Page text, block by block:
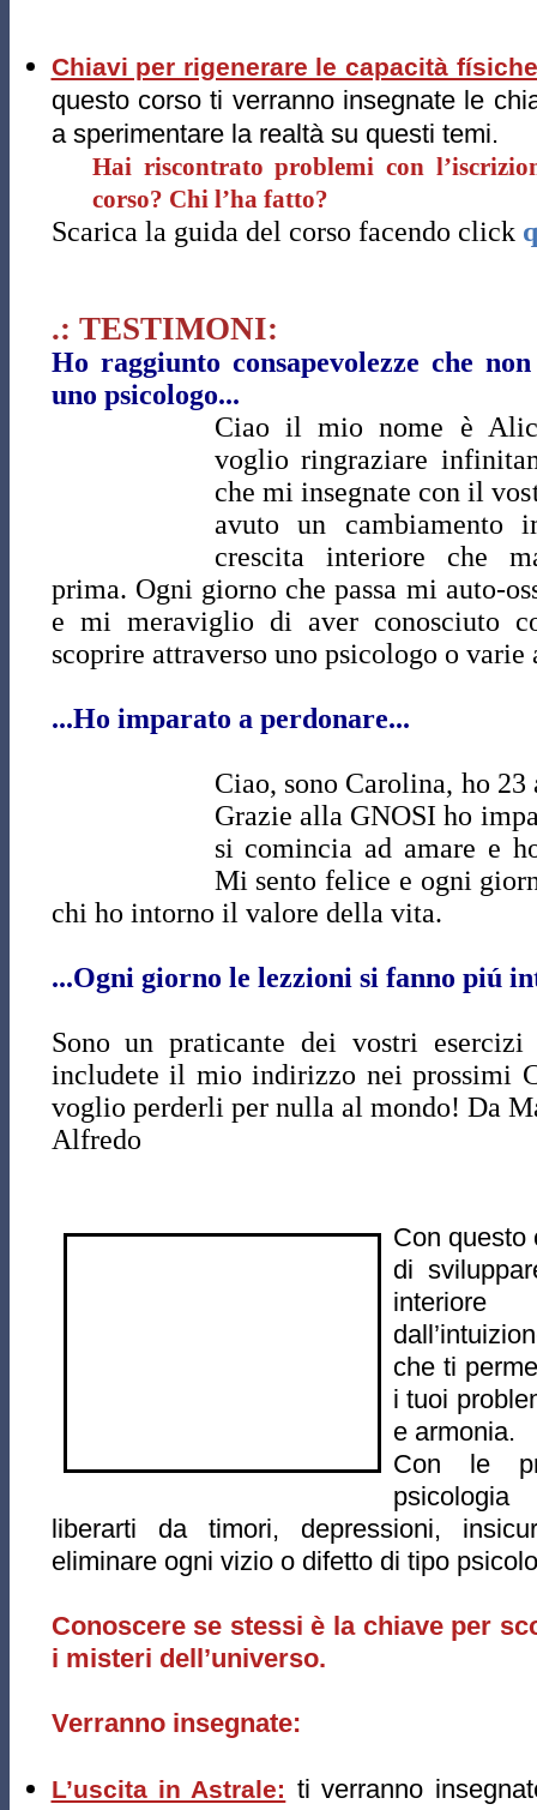
Chiavi per rigenerare le capacità
questo corso ti verranno insegnate le
a sperimentare la realtà su questi temi.
Hai riscontrato problemi con
corso? Chi l’ha fatto?
Scarica la guida del corso facendo click
.: TESTIMONI:
Ho raggiunto consapevolezze che
uno psicologo...
Ciao il mio nome è
voglio ringraziare
che mi insegnate con il
avuto un cambiamento
crescita interiore che
prima. Ogni giorno che passa mi auto-
e mi meraviglio di aver conosciuto
scoprire attraverso uno psicologo o varie
...Ho imparato a perdonare...
Ciao, sono Carolina, ho
Grazie alla GNOSI ho
si comincia ad amare e
Mi sento felice e ogni
chi ho intorno il valore della vita.
...Ogni giorno le lezzioni si fanno piú
Sono un praticante dei vostri
includete il mio indirizzo nei prossimi
voglio perderli per nulla al mondo! Da
Alfredo
Con questo
di
che ti
i tuoi
e armonia.
Con le
liberarti da timori, depressioni,
eliminare ogni vizio o difetto di tipo
Conoscere se stessi è la chiave per
i misteri dell’universo.
Verranno insegnate:
L’uscita in Astrale: ti verranno